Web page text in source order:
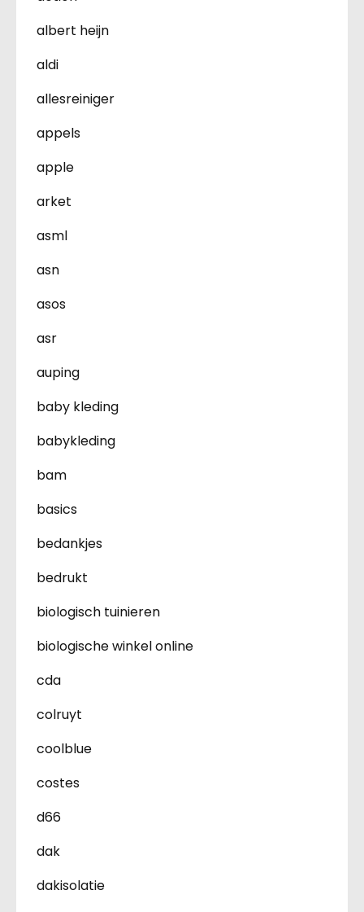
albert heijn
aldi
allesreiniger
appels
apple
arket
asml
asn
asos
asr
auping
baby kleding
babykleding
bam
basics
bedankjes
bedrukt
biologisch tuinieren
biologische winkel online
cda
colruyt
coolblue
costes
d66
dak
dakisolatie